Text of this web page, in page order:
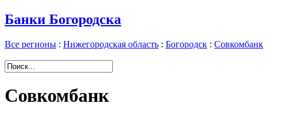
Банки Богородска
Все регионы : Нижегородская область : Богородск : Совкомбанк
Совкомбанк